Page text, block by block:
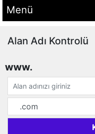
Menü
Alan Adı Kontrolü
www.